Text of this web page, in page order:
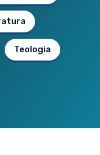
Teologia